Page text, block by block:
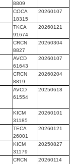
8809
COCA
18315
20260107
TKCA
91674
20260121
CRCN
8827
20260304
AVCD
61643
20260107
CRCN
8819
20260204
AVCD
61554
20250618
KICM
31185
20260101
TECA
26001
20260121
KICM
31179
20250827
CRCN
20260114